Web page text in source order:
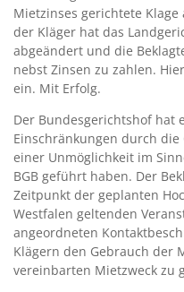
Mietzinses gerichtete
der Kläger hat das
abgeändert und die
nebst Zinsen zu zahlen.
ein. Mit Erfolg.
Der Bundesgerichtshof hat
Einschränkungen durch die
einer Unmöglichkeit im
BGB geführt haben. Der
Zeitpunkt der geplanten
Westfalen geltenden
angeordneten
Klägern den Gebrauch der
vereinbarten Mietzweck zu